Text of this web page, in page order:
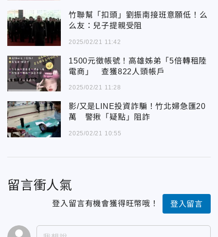
竹聯幫「扣頭」劉振南接班意願低！么
么友：兒子提親受阻
2025/02/21 11:42
1500元徵帳號！高雄姊弟「5倍轉租陸
電商」 查獲822人頭帳戶
2025/02/21 11:28
影/又是LINE投資詐騙！竹北婦急匯20
萬 警揪「疑點」阻詐
2025/02/21 10:55
留言衝人氣
登入留言有機會獲得旺幣哦！ 登入留言